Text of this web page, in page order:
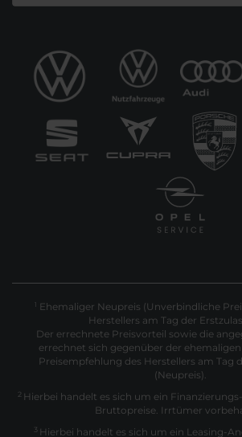
1 Ehemaliger Neupreis (Unverbindliche
Herstellers am Tag der
Der errechnete Preisvorteil sowie die
errechnet sich gegenüber der
Preisempfehlung des Herstellers am Tag
(Neupreis).
2 Hierbei handelt es sich um ein
Bruttopreise. Irrtümer
3 Hierbei handelt es sich um ein Leasing-